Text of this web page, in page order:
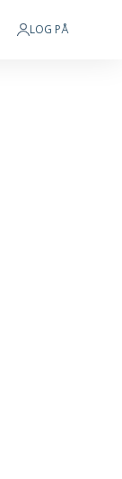
LOG PÅ